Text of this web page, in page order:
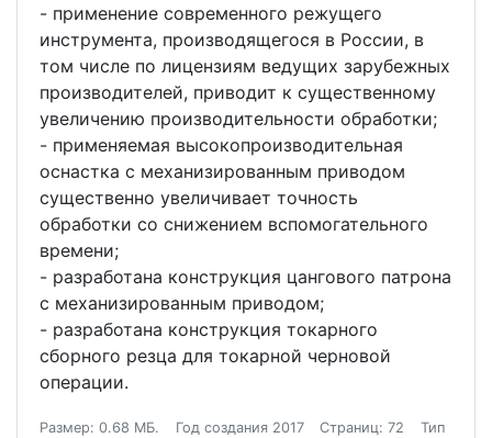
- применение современного режущего
инструмента, производящегося в России, в
том числе по лицензиям ведущих зарубежных
производителей, приводит к существенному
увеличению производительности обработки;
- применяемая высокопроизводительная
оснастка с механизированным приводом
существенно увеличивает точность
обработки со снижением вспомогательного
времени;
- разработана конструкция цангового патрона
с механизированным приводом;
- разработана конструкция токарного
сборного резца для токарной черновой
операции.
Размер: 0.68 МБ. Год создания 2017 Страниц: 72
Тип